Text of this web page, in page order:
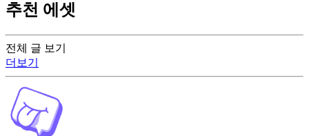
전체 글 보기
더보기
추천 에셋